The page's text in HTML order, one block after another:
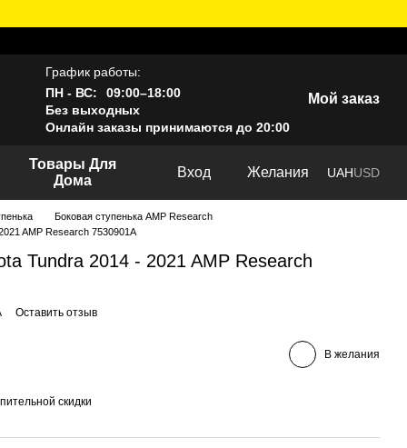
График работы:
ПН - ВС:
09:00–18:00
Без выходных
Онлайн заказы принимаются до 20:00
Мой заказ
Товары Для
Дома
Вход Желания UAHUSD
Боковая ступенька AMP Research
AMP Research 7530901A
Tundra 2014 - 2021 AMP Research
Оставить отзыв
В желания
скидки